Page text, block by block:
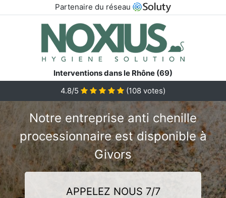
Partenaire du réseau
Interventions dans le Rhône (69)
4.8/5
(108 votes)
Notre entreprise anti chenille
processionnaire est disponible à
Givors
APPELEZ NOUS 7/7